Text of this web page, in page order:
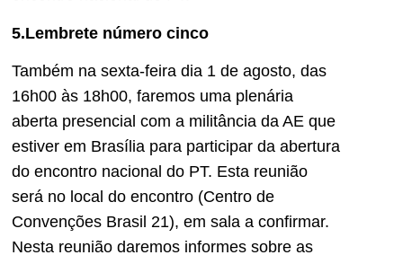
5.Lembrete número cinco
Também na sexta-feira dia 1 de agosto, das
16h00 às 18h00, faremos uma plenária
aberta presencial com a militância da AE que
estiver em Brasília para participar da abertura
do encontro nacional do PT. Esta reunião
será no local do encontro (Centro de
Convenções Brasil 21), em sala a confirmar.
Nesta reunião daremos informes sobre as